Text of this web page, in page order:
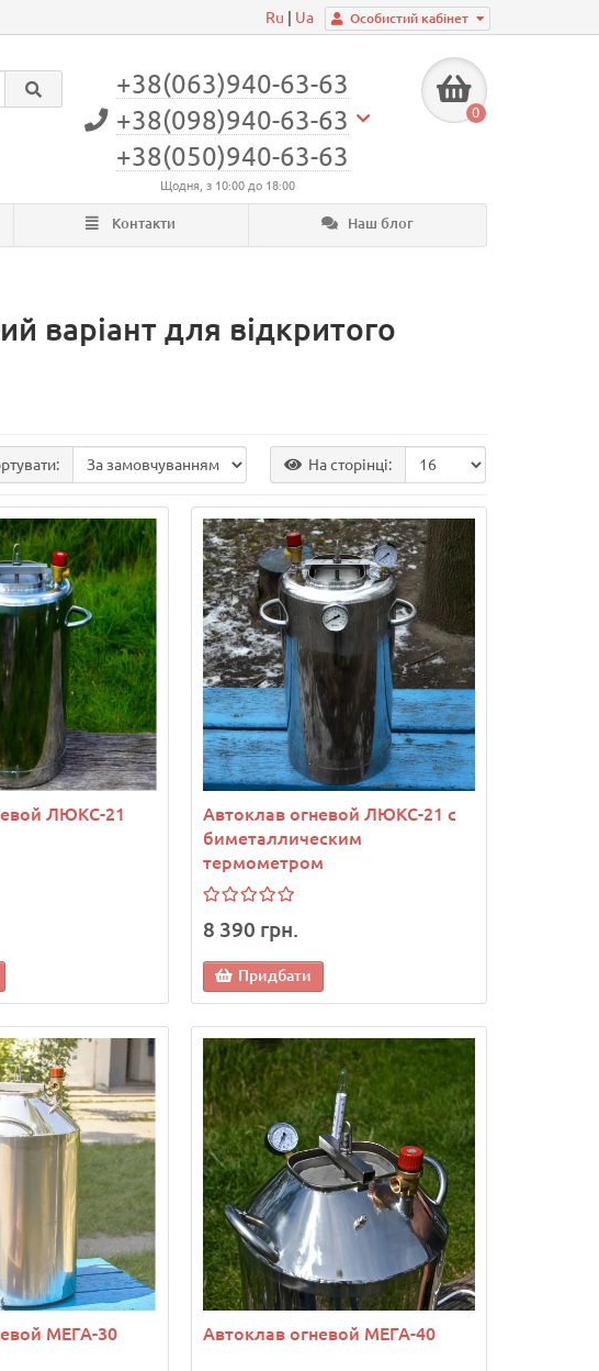
Особистий кабінет
Ru Ua
+38(063)940-63-63
+38(098)940-63-63
+38(050)940-63-63
Щодня, з 10:00 до 18:00
0
Контакти Наш блог
варіант для відкритого
На сторінці:
ЛЮКС-21
Автоклав огневой ЛЮКС-21 с
биметаллическим
термометром
8 390 грн.
Придбати
МЕГА-30 Автоклав огневой МЕГА-40